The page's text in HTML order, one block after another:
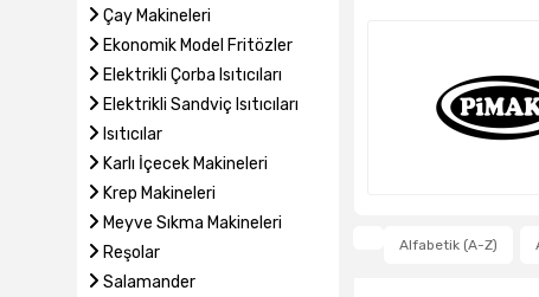
Çay Makineleri
Ekonomik Model Fritözler
Elektrikli Çorba Isıtıcıları
Elektrikli Sandviç Isıtıcıları
Isıtıcılar
Karlı İçecek Makineleri
Krep Makineleri
Meyve Sıkma Makineleri
Reşolar
Salamander
Alfabetik (A-Z)